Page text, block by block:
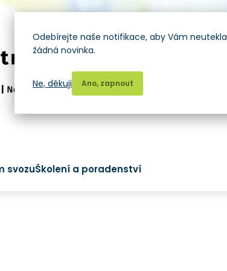
svozuŠkolení a poradenství
Odebírejte naše notifikace, aby Vám neutekla
žádná novinka.
Ano, zapnout
Ne, děkuji